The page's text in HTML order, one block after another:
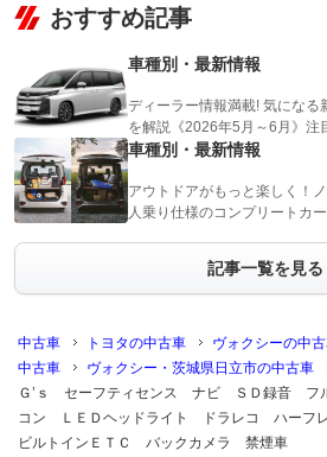
おすすめ記事
車種別・最新情報
ディーラー情報満載! 気にな
を解説《2026年5月～6月》
車種別・最新情報
アウトドアがもっと楽しく！
人乗り仕様のコンプリートカ
記事一覧を見る
中古車 トヨタの中古車 ヴォクシーの中
中古車
ヴォクシー・茨城県日立市の中古車
Ｇ’ｓ セーフティセンス ナビ ＳＤ録音 フ
コン ＬＥＤヘッドライト ドラレコ ハーフ
ビルトインＥＴＣ バックカメラ 禁煙車